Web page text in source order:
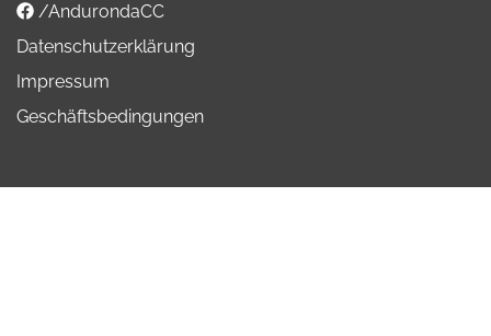
/AndurondaCC
Datenschutzerklärung
Impressum
Geschäftsbedingungen